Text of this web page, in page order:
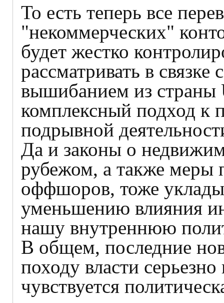
То есть теперь все
"некоммерческих"
будет жестко
рассматривать в
вышибанием из страны
комплексный подход к
подрывной
Да и законы о
рубежом, а также меры
оффшоров, тоже
уменьшению влияния
нашу внутреннюю
В общем, последние
походу власти
чувствуется